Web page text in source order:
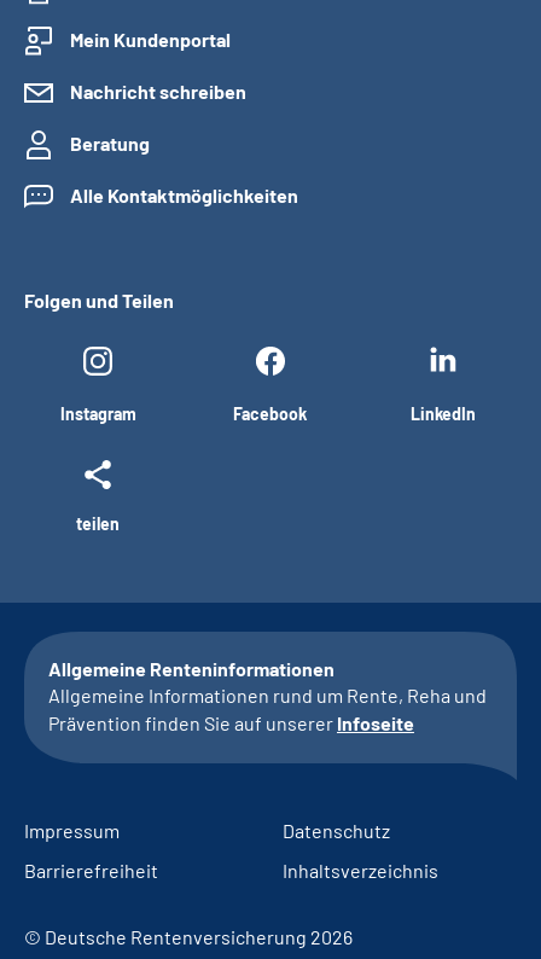
Mein Kundenportal
Nachricht schreiben
Beratung
Alle Kontaktmöglichkeiten
Folgen und Teilen
Instagram Facebook LinkedIn
teilen
Allgemeine Renteninformationen
Allgemeine Informationen rund um Rente, Reha und
Prävention finden Sie auf unserer Infoseite
Impressum
Datenschutz
Barrierefreiheit
Inhaltsverzeichnis
© Deutsche Rentenversicherung 2026